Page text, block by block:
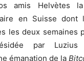
amis Helvètes la
en Suisse dont
les deux semaines
par
émanation de la